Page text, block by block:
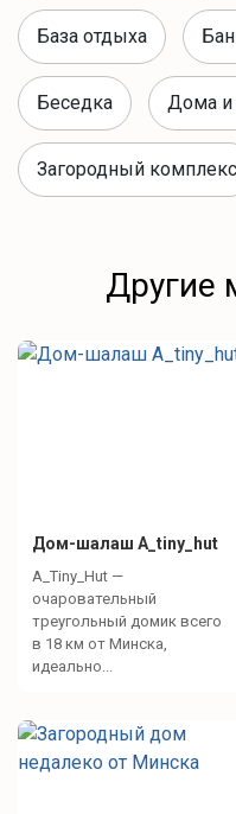
грузинский
Ближайшие
магазины
«Хит!!»
Что для отдыха?
Зоны отдыха
Лаунж зона
База отдыха
Беседка Дома и
Загородный комплекс
Другие
Дом-шалаш A_tiny_hut
A_Tiny_Hut —
очаровательный
треугольный домик всего
в 18 км от Минска,
идеально...